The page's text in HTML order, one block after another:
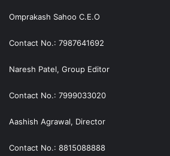
Omprakash Sahoo C.E.O
Contact No.: 7987641692
Naresh Patel, Group Editor
Contact No.: 7999033020
Aashish Agrawal, Director
Contact No.: 8815088888